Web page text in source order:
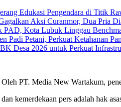
Edukasi Pengendara di Titik
Aksi Curanmor, Dua Pria
PAD, Kota Lubuk Linggau
Padi Petani, Perkuat Ketahanan
Desa 2026 untuk Perkuat
PT. Media New Wartakum,
kemerdekaan pers adalah hak